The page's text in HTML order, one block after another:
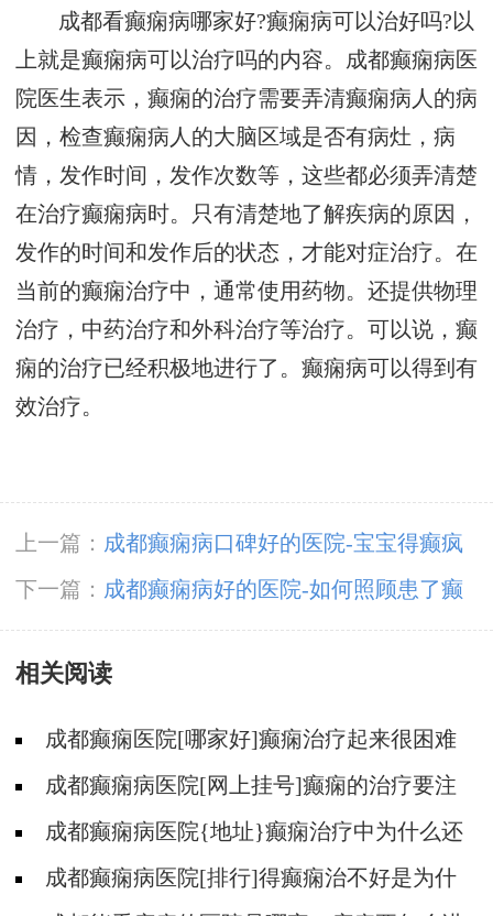
成都看癫痫病哪家好?癫痫病可以治好吗?以
上就是癫痫病可以治疗吗的内容。成都癫痫病医
院医生表示，癫痫的治疗需要弄清癫痫病人的病
因，检查癫痫病人的大脑区域是否有病灶，病
情，发作时间，发作次数等，这些都必须弄清楚
在治疗癫痫病时。只有清楚地了解疾病的原因，
发作的时间和发作后的状态，才能对症治疗。在
当前的癫痫治疗中，通常使用药物。还提供物理
治疗，中药治疗和外科治疗等治疗。可以说，癫
痫的治疗已经积极地进行了。癫痫病可以得到有
效治疗。
上一篇： 成都癫痫病口碑好的医院-宝宝得癫疯
病的原因是什么?
下一篇： 成都癫痫病好的医院-如何照顾患了癫
痫的儿童?
相关阅读
成都癫痫医院[哪家好]癫痫治疗起来很困难
吗?成都癫痫病医院[网上挂号]癫痫的治疗要注
意什么?
成都癫痫病医院{地址}癫痫治疗中为什么还
是犯病?
成都癫痫病医院[排行]得癫痫治不好是为什